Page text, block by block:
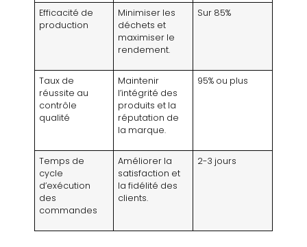
Efficacité de
production
Minimiser les
déchets et
maximiser le
rendement.
Sur 85%
Taux de
réussite au
contrôle
qualité
Maintenir
l’intégrité des
produits et la
réputation de
la marque.
95% ou plus
Temps de
cycle
d’exécution
des
commandes
Améliorer la
satisfaction et
la fidélité des
clients.
2-3 jours